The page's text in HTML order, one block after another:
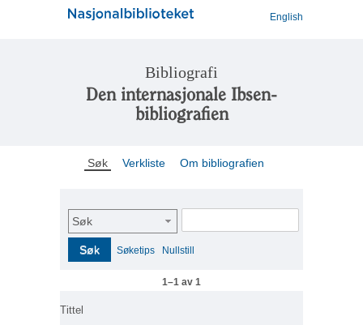
English
Bibliografi
Den internasjonale Ibsen-
bibliografien
Søk Verkliste Om bibliografien
Søk
Søk Søketips Nullstill
1–1 av 1
Tittel